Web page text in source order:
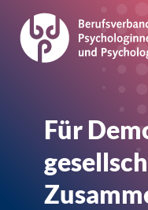
Für